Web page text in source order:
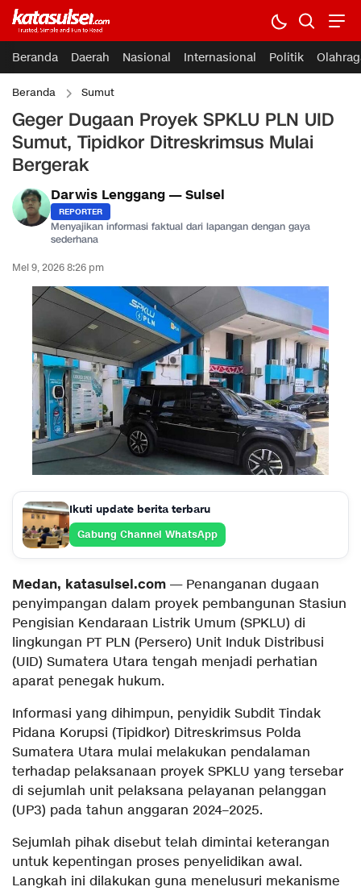
Beranda Daerah Nasional Internasional Politik
Beranda Sumut
Geger Dugaan Proyek SPKLU PLN UID
Sumut, Tipidkor Ditreskrimsus Mulai
Bergerak
Darwis Lenggang — Sulsel
REPORTER
Menyajikan informasi faktual dari lapangan dengan gaya
sederhana
Mei 9, 2026 8:26 pm
Ikuti update berita terbaru
Gabung Channel WhatsApp
Medan, katasulsel.com — Penanganan dugaan
penyimpangan dalam proyek pembangunan Stasiun
Pengisian Kendaraan Listrik Umum (SPKLU) di
lingkungan PT PLN (Persero) Unit Induk Distribusi
(UID) Sumatera Utara tengah menjadi perhatian
aparat penegak hukum.
Informasi yang dihimpun, penyidik Subdit Tindak
Pidana Korupsi (Tipidkor) Ditreskrimsus Polda
Sumatera Utara mulai melakukan pendalaman
terhadap pelaksanaan proyek SPKLU yang tersebar
di sejumlah unit pelaksana pelayanan pelanggan
(UP3) pada tahun anggaran 2024–2025.
Sejumlah pihak disebut telah dimintai keterangan
untuk kepentingan proses penyelidikan awal.
Langkah ini dilakukan guna menelusuri mekanisme